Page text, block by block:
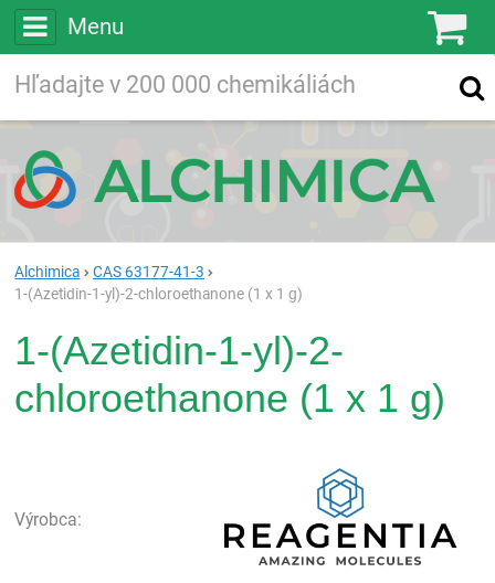
Menu
Vyhľadávanie
Alchimica
CAS 63177-41-3
1-(Azetidin-1-yl)-2-chloroethanone (1 x 1 g)
1-(Azetidin-1-yl)-2-
chloroethanone (1 x 1 g)
Výrobca: